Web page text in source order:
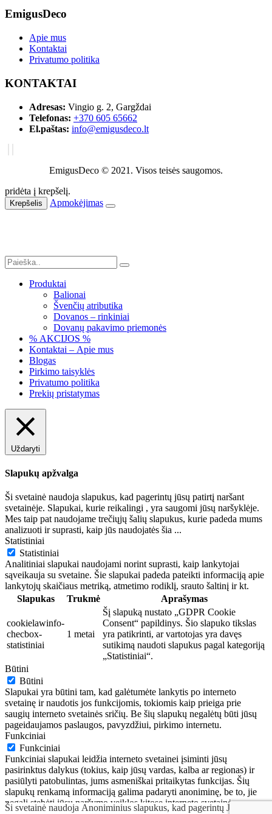
EmigusDeco
Apie mus
Kontaktai
Privatumo politika
KONTAKTAI
Adresas: Vingio g. 2, Gargždai
Telefonas: +370 605 65662
El.paštas: info@emigusdeco.lt
EmigusDeco © 2021. Visos teisės saugomos.
pridėta į krepšelį.
Krepšelis Apmokėjimas
Produktai
Balionai
Švenčių atributika
Dovanos – rinkiniai
Dovanų pakavimo priemonės
% AKCIJOS %
Kontaktai – Apie mus
Blogas
Pirkimo taisyklės
Privatumo politika
Prekių pristatymas
Ši svetainė naudoja Anoniminius slapukus, kad pagerintų Jūsų
Uždaryti
Slapukų apžvalga
Ši svetainė naudoja slapukus, kad pagerintų jūsų patirtį naršant
svetainėje. Slapukai, kurie reikalingi , yra saugomi jūsų naršyklėje.
Mes taip pat naudojame trečiųjų šalių slapukus, kurie padeda mums
analizuoti ir suprasti, kaip jūs naudojatės šia ...
Statistiniai
Statistiniai
Analitiniai slapukai naudojami norint suprasti, kaip lankytojai
sąveikauja su svetaine. Šie slapukai padeda pateikti informaciją apie
lankytojų skaičiaus metriką, atmetimo rodiklį, srauto šaltinį ir kt.
Slapukas
Trukmė Aprašymas
cookielawinfo-
checbox-
statistiniai
1 metai
Šį slapuką nustato „GDPR Cookie
Consent“ papildinys. Šio slapuko tikslas
yra patikrinti, ar vartotojas yra davęs
sutikimą naudoti slapukus pagal kategoriją
„Statistiniai“.
Būtini
Būtini
Slapukai yra būtini tam, kad galėtumėte lankytis po interneto
svetainę ir naudotis jos funkcijomis, tokiomis kaip prieiga prie
saugių interneto svetainės sričių. Be šių slapukų negalėtų būti jūsų
pageidaujamos paslaugos, pavyzdžiui, pirkimo internetu.
Funkciniai
Funkciniai
Funkciniai slapukai leidžia interneto svetainei įsiminti jūsų
pasirinktus dalykus (tokius, kaip jūsų vardas, kalba ar regionas) ir
pasiūlyti patobulintas, jums asmeniškai pritaikytas funkcijas. Šių
slapukų renkamą informaciją galima padaryti anoniminę, be to, jie
negali stebėti jūsų naršymo veiklos kitose interneto svetainėse.